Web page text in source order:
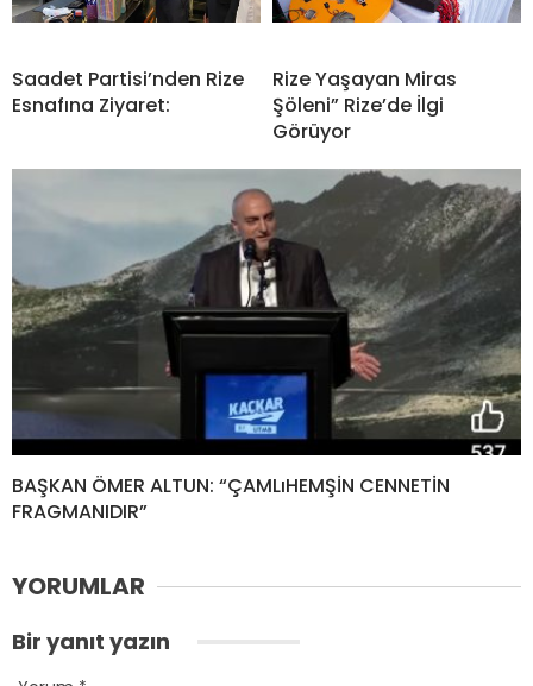
Saadet Partisi’nden Rize
Esnafına Ziyaret:
Rize Yaşayan Miras
Şöleni” Rize’de İlgi
Görüyor
BAŞKAN ÖMER ALTUN: “ÇAMLıHEMŞİN CENNETİN
FRAGMANIDIR”
YORUMLAR
Bir yanıt yazın